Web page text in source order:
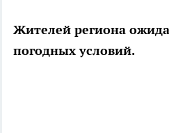
Жителей региона
погодных условий.